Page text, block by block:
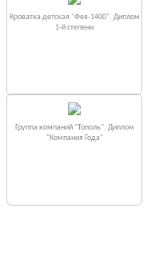
Кроватка детская "Фея-1400". Диплом
1-й степени
Группа компаний "Тополь". Диплом
"Компания Года"